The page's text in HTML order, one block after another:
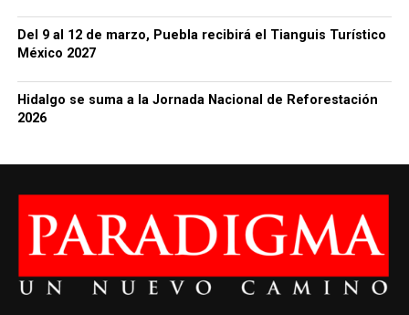
Del 9 al 12 de marzo, Puebla recibirá el Tianguis Turístico
México 2027
Hidalgo se suma a la Jornada Nacional de Reforestación
2026